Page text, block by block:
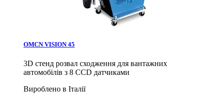
OMCN VISION 45
3D стенд розвал сходження для вантажних
автомобілів з 8 ССD датчиками
Вироблено в Італії